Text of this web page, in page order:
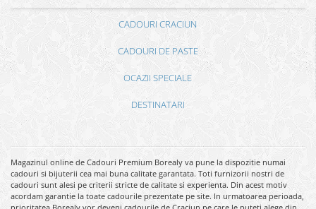
CADOURI CRACIUN
CADOURI DE PASTE
OCAZII SPECIALE
DESTINATARI
Magazinul online de Cadouri Premium Borealy va pune la dispozitie numai
cadouri si bijuterii cea mai buna calitate garantata. Toti furnizorii nostri de
cadouri sunt alesi pe criterii stricte de calitate si experienta. Din acest motiv
acordam garantie la toate cadourile prezentate pe site. In urmatoarea perioada,